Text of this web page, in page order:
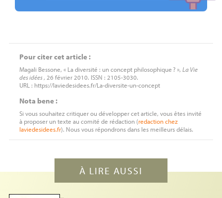
Pour citer cet article :
Magali Bessone, « La diversité : un concept philosophique ? », La Vie
des idées, 26 février 2010. ISSN : 2105-3030.
URL : https://laviedesidees.fr/La-diversite-un-concept
Nota bene :
Si vous souhaitez critiquer ou développer cet article, vous êtes invité
à proposer un texte au comité de rédaction (redactionchez
laviedesidees.fr). Nous vous répondrons dans les meilleurs délais.
À LIRE AUSSI